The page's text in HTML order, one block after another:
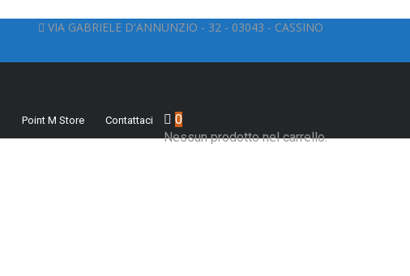
VIA GABRIELE D'ANNUNZIO - 32 - 03043 - CASSINO
Point M Store Contattaci
0
Nessun prodotto nel carrello.